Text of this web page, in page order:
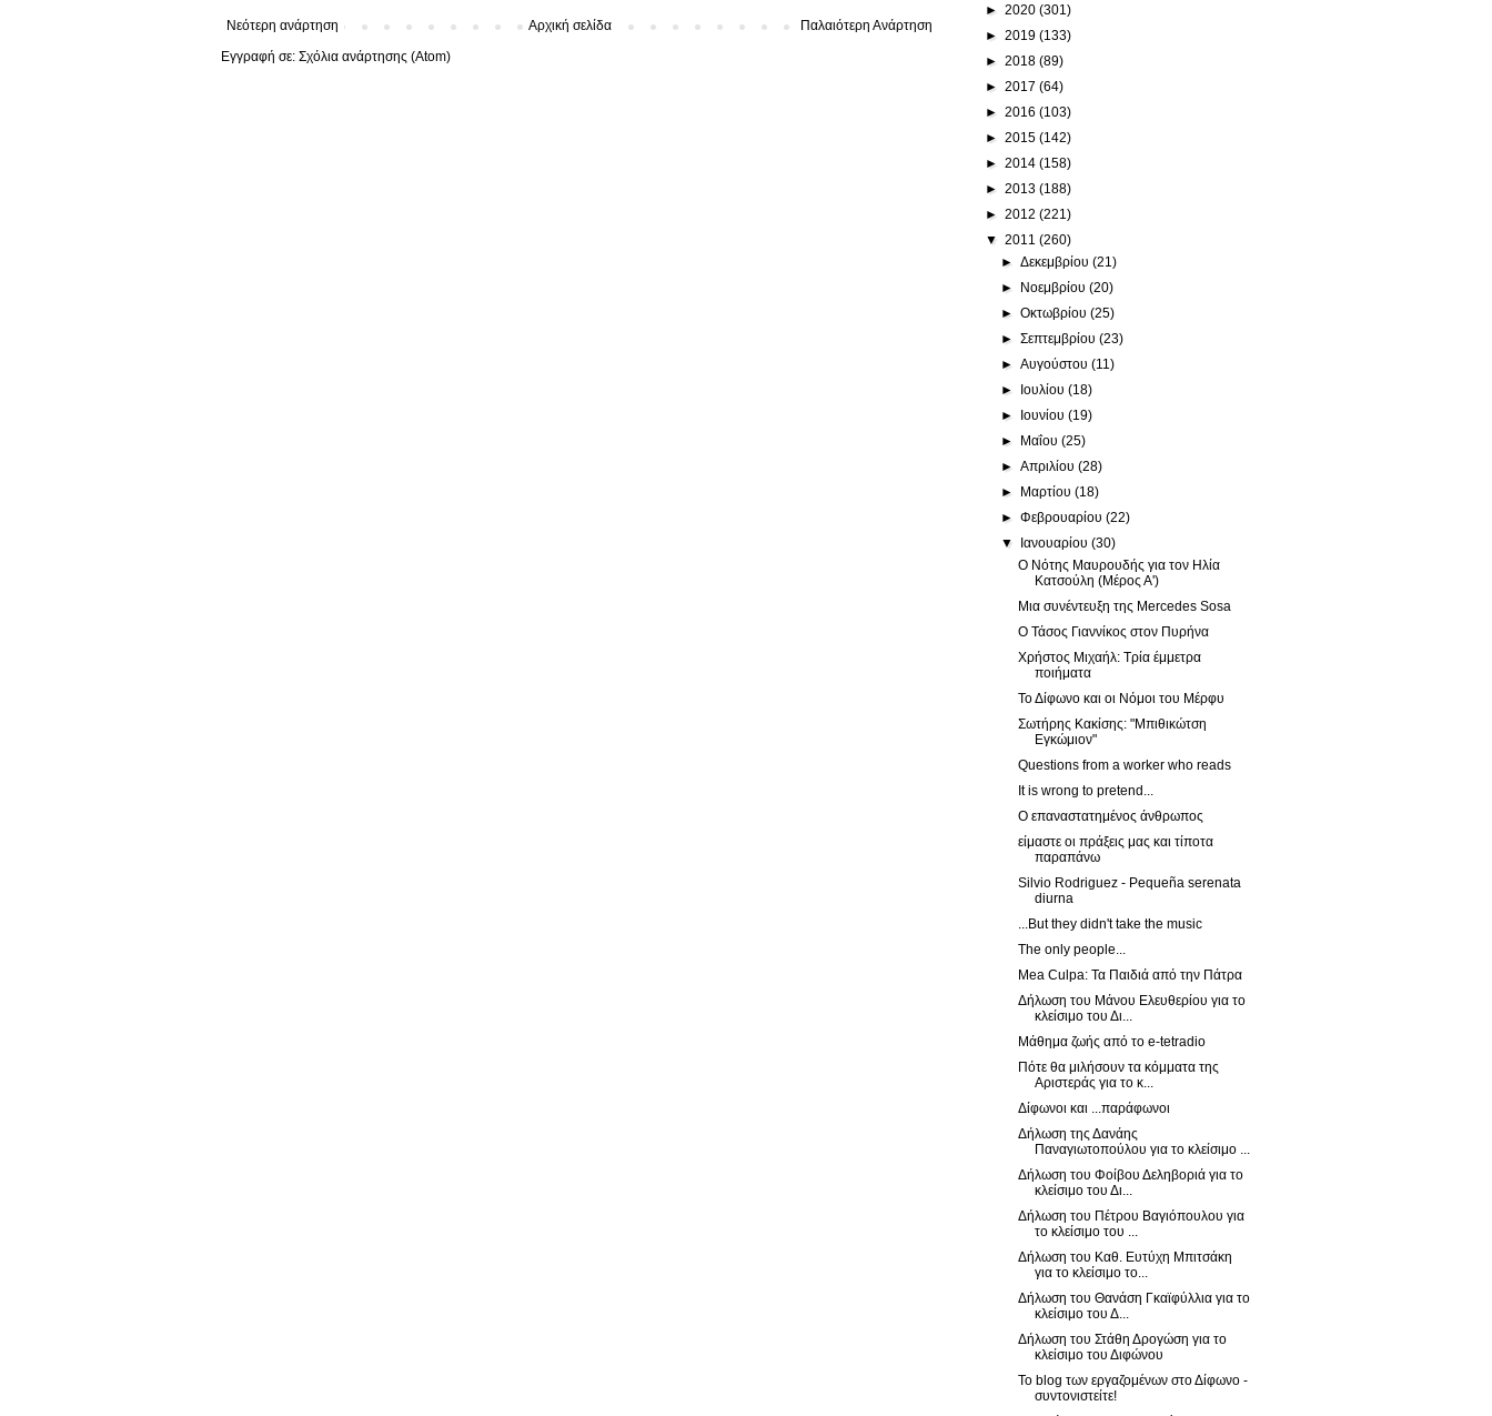
Νεότερη ανάρτηση Παλαιότερη Ανάρτηση
Αρχική σελίδα
Εγγραφή σε: Σχόλια ανάρτησης (Atom)
► 2020 (301)
► 2019 (133)
► 2018 (89)
► 2017 (64)
► 2016 (103)
► 2015 (142)
► 2014 (158)
► 2013 (188)
► 2012 (221)
▼ 2011 (260)
►Δεκεμβρίου(21)
► Νοεμβρίου(20)
►Οκτωβρίου(25)
►Σεπτεμβρίου(23)
►Αυγούστου(11)
► Ιουλίου(18)
► Ιουνίου(19)
► Μαΐου(25)
►Απριλίου(28)
► Μαρτίου(18)
►Φεβρουαρίου(22)
▼ Ιανουαρίου(30)
Ο Νότης Μαυρουδής για τον Ηλία
Κατσούλη (Μέρος Α')
Μια συνέντευξη της Mercedes Sosa
Ο Τάσος Γιαννίκος στον Πυρήνα
Χρήστος Μιχαήλ: Τρία έμμετρα
ποιήματα
Το Δίφωνο και οι Νόμοι του Μέρφυ
Σωτήρης Κακίσης: "Μπιθικώτση
Εγκώμιον"
Questions from a worker who reads
It is wrong to pretend...
Ο επαναστατημένος άνθρωπος
είμαστε οι πράξεις μας και τίποτα
παραπάνω
Silvio Rodriguez - Pequeña serenata
diurna
...But they didn't take the music
The only people...
Mea Culpa: Τα Παιδιά από την Πάτρα
Δήλωση του Μάνου Ελευθερίου για το
κλείσιμο του Δι...
Μάθημα ζωής από το e-tetradio
Πότε θα μιλήσουν τα κόμματα της
Αριστεράς για το κ...
Δίφωνοι και ...παράφωνοι
Δήλωση της Δανάης
Παναγιωτοπούλου για το κλείσιμο ...
Δήλωση του Φοίβου Δεληβοριά για το
κλείσιμο του Δι...
Δήλωση του Πέτρου Βαγιόπουλου για
το κλείσιμο του ...
Δήλωση του Καθ. Ευτύχη Μπιτσάκη
για το κλείσιμο το...
Δήλωση του Θανάση Γκαϊφύλλια για το
κλείσιμο του Δ...
Δήλωση του Στάθη Δρογώση για το
κλείσιμο του Διφώνου
Το blog των εργαζομένων στο Δίφωνο -
συντονιστείτε!